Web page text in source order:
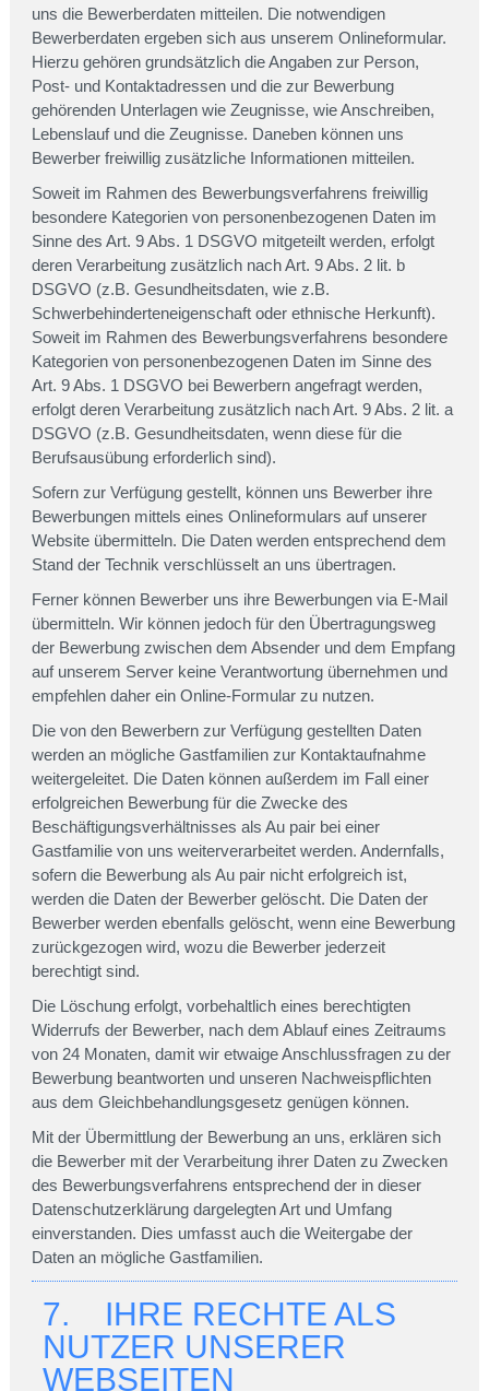
uns die Bewerberdaten mitteilen. Die notwendigen
Bewerberdaten ergeben sich aus unserem Onlineformular.
Hierzu gehören grundsätzlich die Angaben zur Person,
Post- und Kontaktadressen und die zur Bewerbung
gehörenden Unterlagen wie Zeugnisse, wie Anschreiben,
Lebenslauf und die Zeugnisse. Daneben können uns
Bewerber freiwillig zusätzliche Informationen mitteilen.
Soweit im Rahmen des Bewerbungsverfahrens freiwillig
besondere Kategorien von personenbezogenen Daten im
Sinne des Art. 9 Abs. 1 DSGVO mitgeteilt werden, erfolgt
deren Verarbeitung zusätzlich nach Art. 9 Abs. 2 lit. b
DSGVO (z.B. Gesundheitsdaten, wie z.B.
Schwerbehinderteneigenschaft oder ethnische Herkunft).
Soweit im Rahmen des Bewerbungsverfahrens besondere
Kategorien von personenbezogenen Daten im Sinne des
Art. 9 Abs. 1 DSGVO bei Bewerbern angefragt werden,
erfolgt deren Verarbeitung zusätzlich nach Art. 9 Abs. 2 lit. a
DSGVO (z.B. Gesundheitsdaten, wenn diese für die
Berufsausübung erforderlich sind).
Sofern zur Verfügung gestellt, können uns Bewerber ihre
Bewerbungen mittels eines Onlineformulars auf unserer
Website übermitteln. Die Daten werden entsprechend dem
Stand der Technik verschlüsselt an uns übertragen.
Ferner können Bewerber uns ihre Bewerbungen via E-Mail
übermitteln. Wir können jedoch für den Übertragungsweg
der Bewerbung zwischen dem Absender und dem Empfang
auf unserem Server keine Verantwortung übernehmen und
empfehlen daher ein Online-Formular zu nutzen.
Die von den Bewerbern zur Verfügung gestellten Daten
werden an mögliche Gastfamilien zur Kontaktaufnahme
weitergeleitet. Die Daten können außerdem im Fall einer
erfolgreichen Bewerbung für die Zwecke des
Beschäftigungsverhältnisses als Au pair bei einer
Gastfamilie von uns weiterverarbeitet werden. Andernfalls,
sofern die Bewerbung als Au pair nicht erfolgreich ist,
werden die Daten der Bewerber gelöscht. Die Daten der
Bewerber werden ebenfalls gelöscht, wenn eine Bewerbung
zurückgezogen wird, wozu die Bewerber jederzeit
berechtigt sind.
Die Löschung erfolgt, vorbehaltlich eines berechtigten
Widerrufs der Bewerber, nach dem Ablauf eines Zeitraums
von 24 Monaten, damit wir etwaige Anschlussfragen zu der
Bewerbung beantworten und unseren Nachweispflichten
aus dem Gleichbehandlungsgesetz genügen können.
Mit der Übermittlung der Bewerbung an uns, erklären sich
die Bewerber mit der Verarbeitung ihrer Daten zu Zwecken
des Bewerbungsverfahrens entsprechend der in dieser
Datenschutzerklärung dargelegten Art und Umfang
einverstanden. Dies umfasst auch die Weitergabe der
Daten an mögliche Gastfamilien.
7. IHRE RECHTE ALS
NUTZER UNSERER
WEBSEITEN